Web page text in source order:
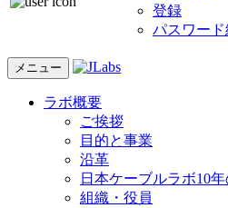
登録
パスワード
メニュー
ラボ概要
ご挨拶
目的と事業
沿革
日本ケーブルラボ10
組織・役員